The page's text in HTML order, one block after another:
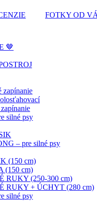
FOTKY OD
🤎
silné psy
– pre silné psy
(150 cm)
(150 cm)
RUKY (250-300 cm)
RUKY + ÚCHYT (280 cm)
silné psy